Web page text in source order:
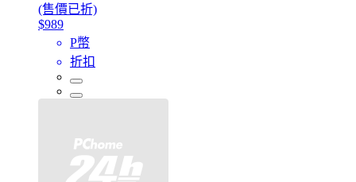
(售價已折)
$989
P幣
折扣